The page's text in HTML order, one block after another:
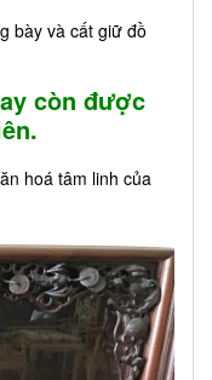
bày và cất giữ đồ
còn được
hoá tâm linh của